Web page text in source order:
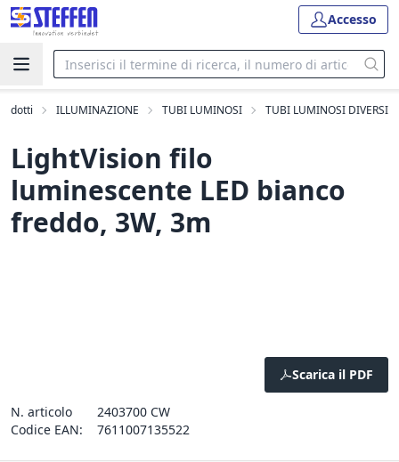
Accesso
ILLUMINAZIONE TUBI LUMINOSI TUBI LUMINOSI DIVERSI
LightVision filo
luminescente LED bianco
freddo, 3W, 3m
Scarica il PDF
N. articolo
2403700 CW
Codice EAN:
7611007135522